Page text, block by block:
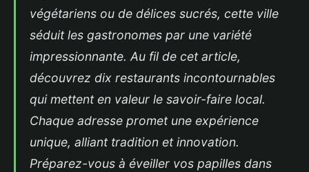
végétariens ou de délices sucrés, cette ville
séduit les gastronomes par une variété
impressionnante. Au fil de cet article,
découvrez dix restaurants incontournables
qui mettent en valeur le savoir-faire local.
Chaque adresse promet une expérience
unique, alliant tradition et innovation.
Préparez-vous à éveiller vos papilles dans